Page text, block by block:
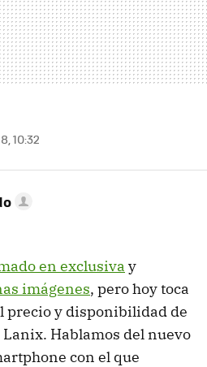
10:32
en exclusiva y
imágenes, pero hoy toca
precio y disponibilidad de
Hablamos del nuevo
con el que